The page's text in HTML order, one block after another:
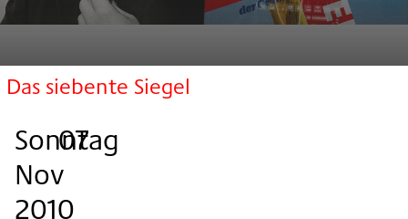
Das siebente Siegel
Sonntag
, 07
.
Nov
2010
.